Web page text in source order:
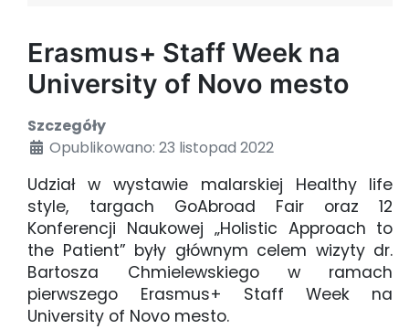
Erasmus+ Staff Week na
University of Novo mesto
Szczegóły
Opublikowano: 23 listopad 2022
Udział w wystawie malarskiej Healthy life
style, targach GoAbroad Fair oraz 12
Konferencji Naukowej „Holistic Approach to
the Patient” były głównym celem wizyty dr.
Bartosza Chmielewskiego w ramach
pierwszego Erasmus+ Staff Week na
University of Novo mesto.